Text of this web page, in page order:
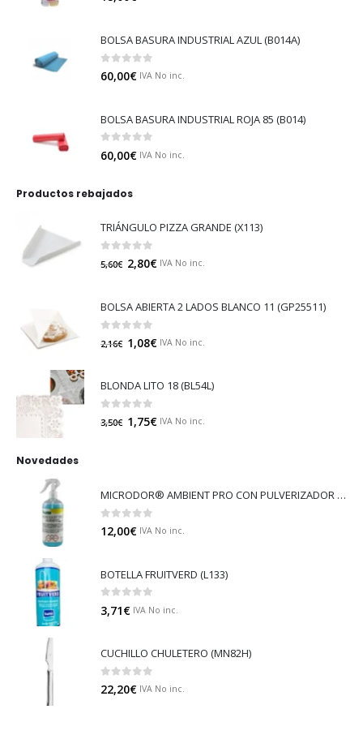
BOLSA BASURA INDUSTRIAL AZUL (B014A)
0 out of 5
60,00€ IVA No inc.
BOLSA BASURA INDUSTRIAL ROJA 85 (B014)
0 out of 5
60,00€ IVA No inc.
Productos rebajados
TRIÁNGULO PIZZA GRANDE (X113)
out of 5
5,60€ 2,80€ IVA No inc.
BOLSA ABIERTA 2 LADOS BLANCO 11 (GP25511)
out of 5
2,16€ 1,08€ IVA No inc.
BLONDA LITO 18 (BL54L)
out of 5
3,50€ 1,75€ IVA No inc.
Novedades
MICRODOR® AMBIENT PRO CON PULVERIZADOR (LB08)
0 out of 5
12,00€ IVA No inc.
BOTELLA FRUITVERD (L133)
0 out of 5
3,71€ IVA No inc.
CUCHILLO CHULETERO (MN82H)
0out of 5
22,20€ IVA No inc.